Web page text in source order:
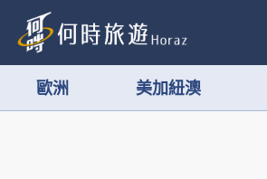
歐洲 美加紐澳